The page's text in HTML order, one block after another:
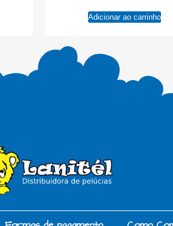
Adicionar ao carrinho